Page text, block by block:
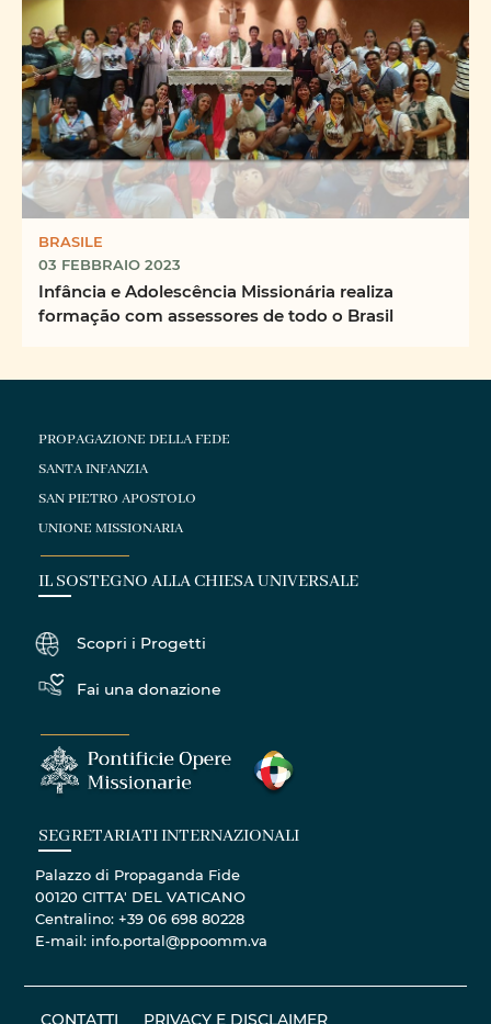
BRASILE
03 FEBBRAIO 2023
Infância e Adolescência Missionária realiza
formação com assessores de todo o Brasil
PROPAGAZIONE DELLA FEDE
SANTA INFANZIA
SAN PIETRO APOSTOLO
UNIONE MISSIONARIA
IL SOSTEGNO ALLA CHIESA UNIVERSALE
Scopri i Progetti
Fai una donazione
SEGRETARIATI INTERNAZIONALI
Palazzo di Propaganda Fide
00120 CITTA' DEL VATICANO
Centralino: +39 06 698 80228
E-mail: info.portal@ppoomm.va
CONTATTI PRIVACY E DISCLAIMER